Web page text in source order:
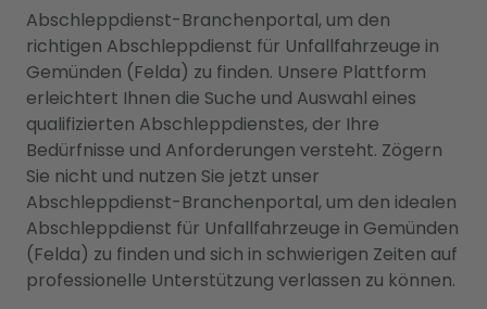
Abschleppdienst-Branchenportal, um den
richtigen Abschleppdienst für Unfallfahrzeuge in
Gemünden (Felda) zu finden. Unsere Plattform
erleichtert Ihnen die Suche und Auswahl eines
qualifizierten Abschleppdienstes, der Ihre
Bedürfnisse und Anforderungen versteht. Zögern
Sie nicht und nutzen Sie jetzt unser
Abschleppdienst-Branchenportal, um den idealen
Abschleppdienst für Unfallfahrzeuge in Gemünden
(Felda) zu finden und sich in schwierigen Zeiten auf
professionelle Unterstützung verlassen zu können.